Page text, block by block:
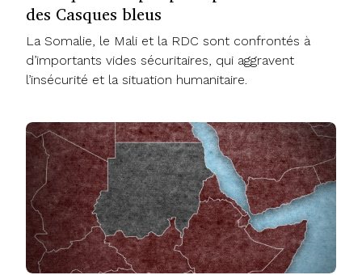
des Casques bleus
La Somalie, le Mali et la RDC sont confrontés à
d’importants vides sécuritaires, qui aggravent
l’insécurité et la situation humanitaire.